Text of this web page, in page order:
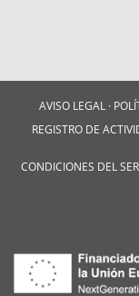
AVISO LEGAL ·
REGISTRO DE
CONDICIONES DEL